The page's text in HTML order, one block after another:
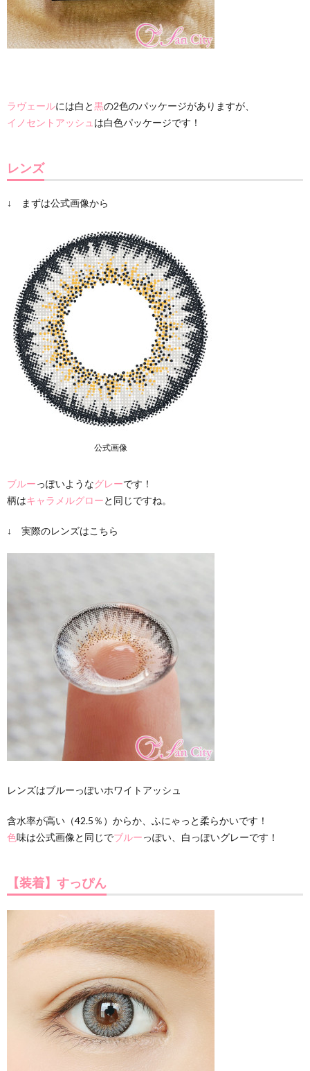
ラヴェールには白と黒の2色のパッケージがありますが、
イノセントアッシュ は白色パッケージです！
レンズ
↓ まずは公式画像から
公式画像
ブルーっぽいようなグレーです！
柄はキャラメルグローと同じですね。
↓ 実際のレンズはこちら
レンズはブルーっぽいホワイトアッシュ
含水率が高い（42.5％）からか、ふにゃっと柔らかいです！
色味は公式画像と同じでブルーっぽい、白っぽいグレーです！
【装着】すっぴん